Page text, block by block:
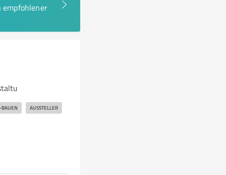
empfohlener
AUSSTELLER